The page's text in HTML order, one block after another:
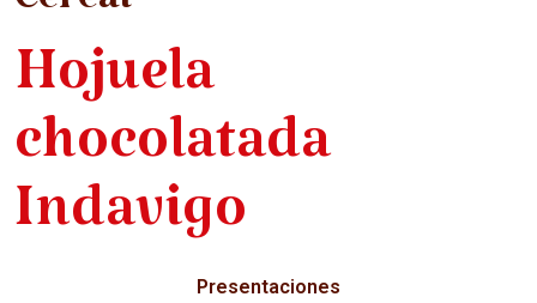
Hojuela
chocolatada
Indavigo
Presentaciones